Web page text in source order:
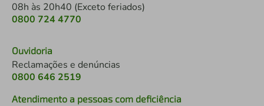
08h às 20h40 (Exceto feriados)
0800 724 4770
Ouvidoria
Reclamações e denúncias
0800 646 2519
Atendimento a pessoas com deficiência